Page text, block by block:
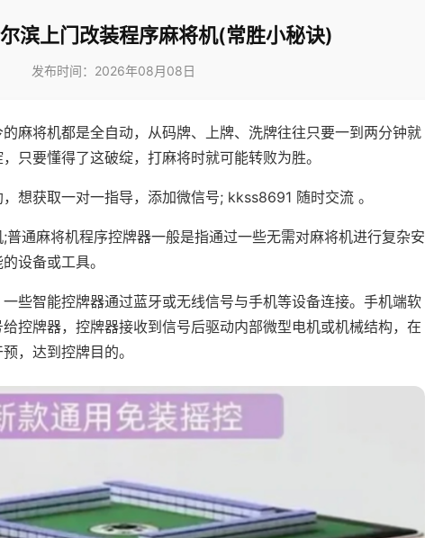
滨上门改装程序麻将机(常胜小秘诀)
发布时间：2026年08月08日
麻将机都是全自动，从码牌、上牌、洗牌往往只要一到两分钟就
只要懂得了这破绽，打麻将时就可能转败为胜。
想获取一对一指导，添加微信号; kkss8691 随时交流 。
普通麻将机程序控牌器一般是指通过一些无需对麻将机进行复杂安
设备或工具。
些智能控牌器通过蓝牙或无线信号与手机等设备连接。手机端软
控牌器，控牌器接收到信号后驱动内部微型电机或机械结构，在
，达到控牌目的。